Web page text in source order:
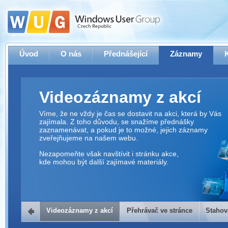
Úvod O nás Přednášející Záznamy
Videozáznamy z akcí
Víme, že ne vždy je čas se dostavit na akci, která by Vás
zajímala. Z toho důvodu, se snažíme přednášky
zaznamenávat, a pokud je to možné, jejich záznamy
zveřejňujeme na našem webu.
Nezapomeňte však navštívit i stránku akce,
kde mohou být další zajímavé materiály.
Přehrávač ve stránce
Videozáznamy z akcí Přehrávač ve stránce